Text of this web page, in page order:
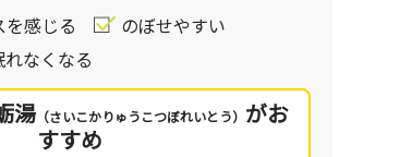
感じる
のぼせやすい
なくなる
湯（さいこかりゅうこつぼれいとう） がお
すすめ